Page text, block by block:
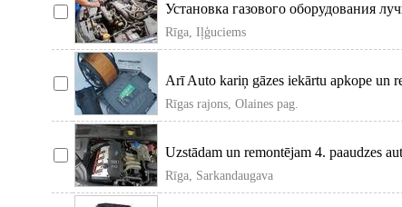
Установка газового оборудования
производства (всех поколений
Rīga, Iļģuciems
Arī Auto kariņ gāzes iekārtu apkope un
gázes iek
Rīgas rajons, Olaines pag.
Uzstādam un remontējam 4. paaudzes
820 Eur 6
Rīga, Sarkandaugava